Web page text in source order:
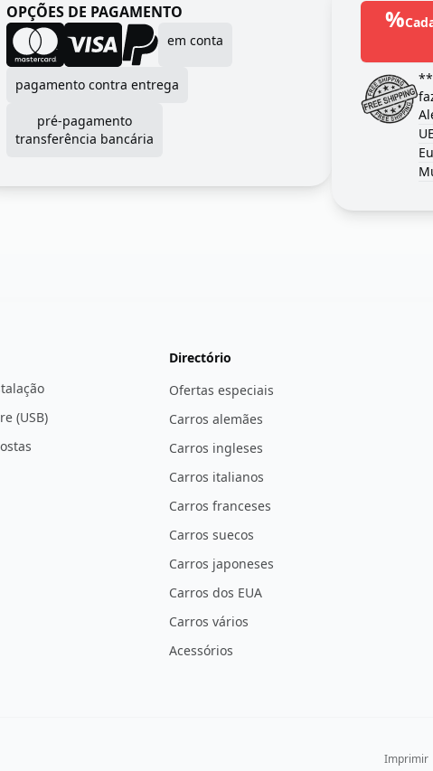
OPÇÕES DE PAGAMENTO
em conta
pagamento contra entrega
pré-pagamento
transferência bancária
%
(USB)
Directório
Ofertas especiais
Carros alemães
Carros ingleses
Carros italianos
Carros franceses
Carros suecos
Carros japoneses
Carros dos EUA
Carros vários
Acessórios
Imprimir